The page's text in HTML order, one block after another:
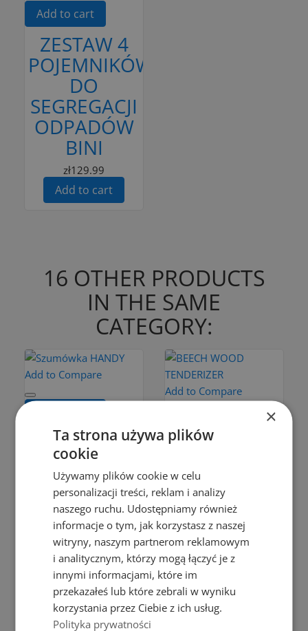
Add to cart
ZESTAW 4
POJEMNIKÓW
DO
SEGREGACJI
ODPADÓW
BINI
zł129.99
Add to cart
16 OTHER PRODUCTS
IN THE SAME
CATEGORY:
Add to Compare
SZUMÓWKA
HANDY
zł7.99
Add to cart
Add to Compare
Add to cart
BEECH
WOOD
TENDERIZER
zł7.99
Add to cart
Add to Compare
Add to Compare
×
Ta strona używa plików
cookie
Używamy plików cookie w celu
personalizacji treści, reklam i analizy
naszego ruchu. Udostępniamy również
informacje o tym, jak korzystasz z naszej
witryny, naszym partnerom reklamowym
i analitycznym, którzy mogą łączyć je z
innymi informacjami, które im
przekazałeś lub które zebrali w wyniku
korzystania przez Ciebie z ich usług.
Polityka prywatności